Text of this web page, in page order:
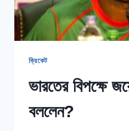
ক্রিকেট
ভারতের বিপক্ষে
বললেন?